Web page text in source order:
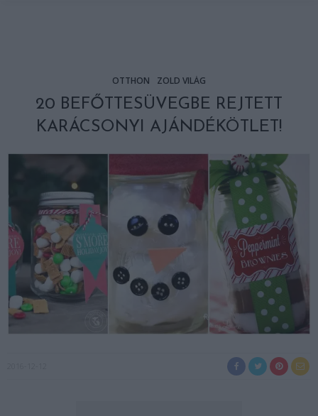
OTTHON ZÖLD VILÁG
20 BEFŐTTESÜVEGBE REJTETT
KARÁCSONYI AJÁNDÉKÖTLET!